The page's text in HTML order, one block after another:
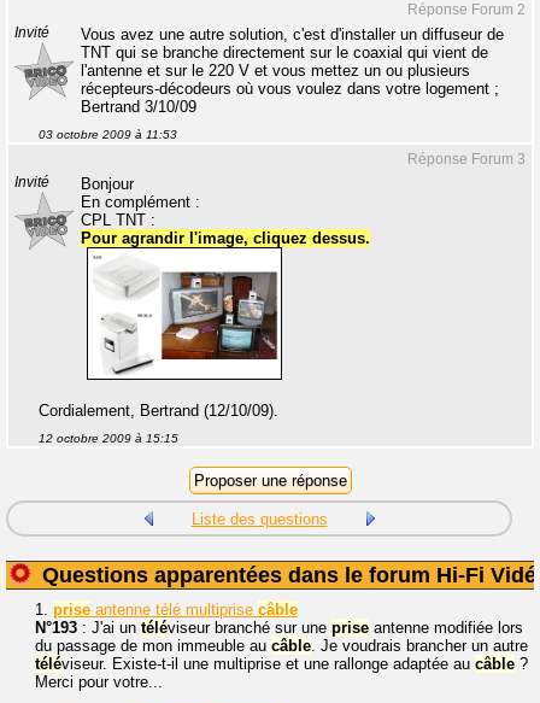
Réponse Forum 2
Invité
Vous avez une autre solution, c'est d'installer un diffuseur de
TNT qui se branche directement sur le coaxial qui vient de
l'antenne et sur le 220 V et vous mettez un ou plusieurs
récepteurs-décodeurs où vous voulez dans votre logement ;
Bertrand 3/10/09
03 octobre 2009 à 11:53
Réponse Forum 3
Invité
Bonjour
En complément :
CPL TNT :
Pour agrandir l'image, cliquez dessus.
Cordialement, Bertrand (12/10/09).
12 octobre 2009 à 15:15
Liste des questions
Questions apparentées dans le forum Hi-Fi
1. prise antenne télé multiprise câble
N°193 : J'ai un téléviseur branché sur une prise antenne modifiée lors
du passage de mon immeuble au câble . Je voudrais brancher un autre
téléviseur. Existe-t-il une multiprise et une rallonge adaptée au câble ?
Merci pour votre...